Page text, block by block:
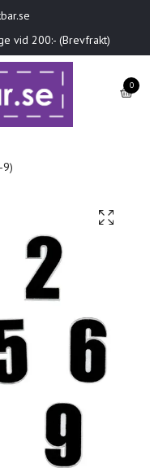
vid 200:- (Brevfrakt)
0
9)